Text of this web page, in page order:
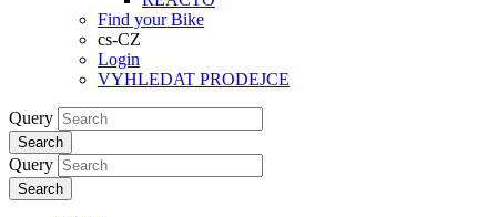
Find your Bike
cs-CZ
Login
VYHLEDAT PRODEJCE
Query
Search
Query
Search